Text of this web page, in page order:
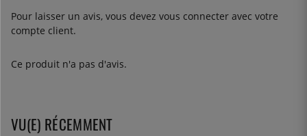
Pour laisser un avis, vous devez vous connecter avec votre
compte client.
Ce produit n'a pas d'avis.
VU(E) RÉCEMMENT